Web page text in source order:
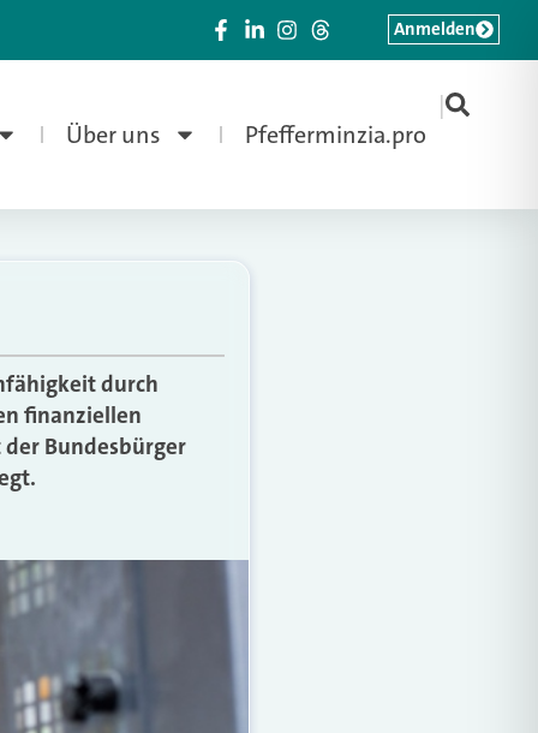
Über uns Pfefferminzia.pro
|
Anmelden
durch
finanziellen
Bundesbürger